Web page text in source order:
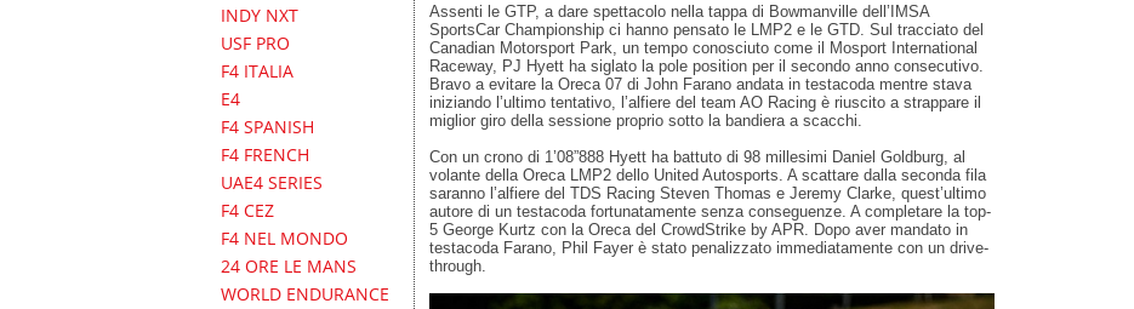
INDY NXT
USF PRO
F4 ITALIA
E4
F4 SPANISH
F4 FRENCH
UAE4 SERIES
F4 CEZ
F4 NEL MONDO
24 ORE LE MANS
WORLD ENDURANCE
Assenti le GTP, a dare spettacolo nella tappa di Bowmanville dell’IMSA
SportsCar Championship ci hanno pensato le LMP2 e le GTD. Sul tracciato del
Canadian Motorsport Park, un tempo conosciuto come il Mosport International
Raceway, PJ Hyett ha siglato la pole position per il secondo anno consecutivo.
Bravo a evitare la Oreca 07 di John Farano andata in testacoda mentre stava
iniziando l’ultimo tentativo, l’alfiere del team AO Racing è riuscito a strappare il
miglior giro della sessione proprio sotto la bandiera a scacchi.
Con un crono di 1’08”888 Hyett ha battuto di 98 millesimi Daniel Goldburg, al
volante della Oreca LMP2 dello United Autosports. A scattare dalla seconda fila
saranno l’alfiere del TDS Racing Steven Thomas e Jeremy Clarke, quest’ultimo
autore di un testacoda fortunatamente senza conseguenze. A completare la top-
5 George Kurtz con la Oreca del CrowdStrike by APR. Dopo aver mandato in
testacoda Farano, Phil Fayer è stato penalizzato immediatamente con un drive-
through.